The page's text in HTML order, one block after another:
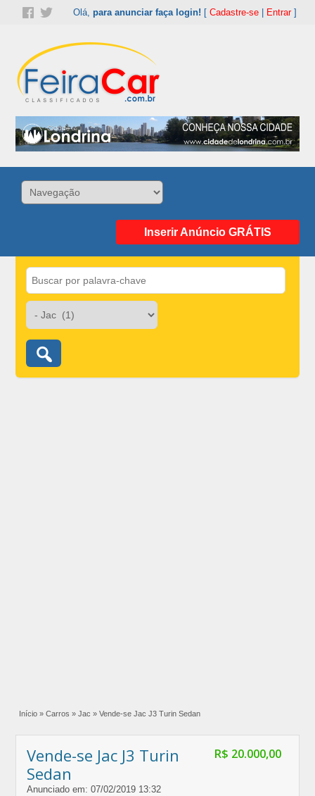
Olá, para anunciar faça login! [ Cadastre-se| Entrar]
Inserir Anúncio GRÁTIS
Início » Carros » Jac » Vende-se Jac J3 Turin Sedan
R$ 20.000,00
Vende-se Jac J3 Turin
Sedan
Anunciado em: 07/02/2019 13:32